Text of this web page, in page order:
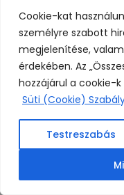
Cookie-kat
személyre szabott
megjelenítése,
érdekében. Az
hozzájárul a cookie-
Süti (Cookie)
Testreszabás
meghatározott
• a teljes vagy
egyezségkötése
• a szolgálati
eljárás során
• a peren kívüli
pénz vagy dolog
Támogatási